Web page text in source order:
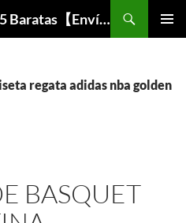
Camisetas NBA 2024 2025 Baratas【Envío Gratis】
regata adidas nba golden
BASQUET